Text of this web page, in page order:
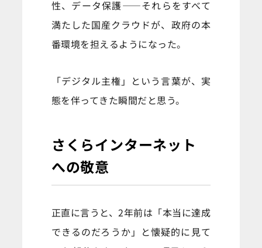
性、データ保護——それらをすべて
満たした国産クラウドが、政府の本
番環境を担えるようになった。
「デジタル主権」という言葉が、実
態を伴ってきた瞬間だと思う。
さくらインターネット
への敬意
正直に言うと、2年前は「本当に達成
できるのだろうか」と懐疑的に見て